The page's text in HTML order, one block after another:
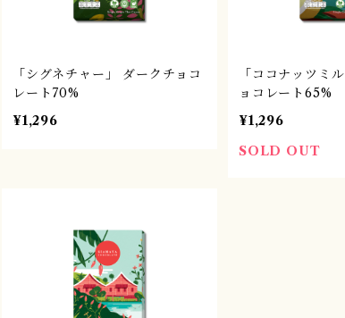
「シグネチャー」 ダークチョコ
レート70%
¥1,296
「ココナッツミ
ョコレート65%
¥1,296
SOLD OUT